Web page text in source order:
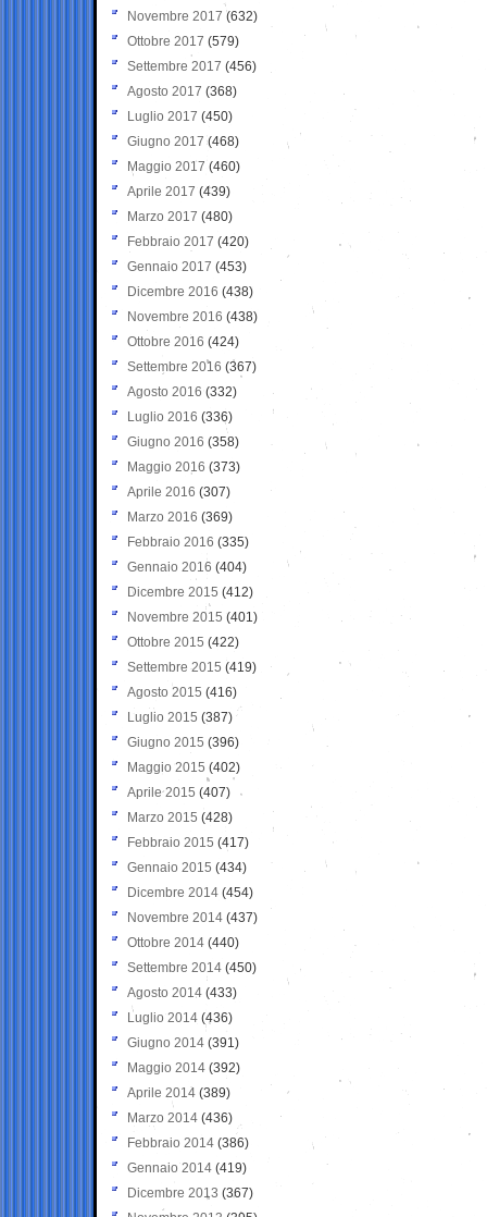
Novembre 2017 (632)
Ottobre 2017 (579)
Settembre 2017 (456)
Agosto 2017 (368)
Luglio 2017 (450)
Giugno 2017 (468)
Maggio 2017 (460)
Aprile 2017 (439)
Marzo 2017 (480)
Febbraio 2017 (420)
Gennaio 2017 (453)
Dicembre 2016 (438)
Novembre 2016 (438)
Ottobre 2016 (424)
Settembre 2016 (367)
Agosto 2016 (332)
Luglio 2016 (336)
Giugno 2016 (358)
Maggio 2016 (373)
Aprile 2016 (307)
Marzo 2016 (369)
Febbraio 2016 (335)
Gennaio 2016 (404)
Dicembre 2015 (412)
Novembre 2015 (401)
Ottobre 2015 (422)
Settembre 2015 (419)
Agosto 2015 (416)
Luglio 2015 (387)
Giugno 2015 (396)
Maggio 2015 (402)
Aprile 2015 (407)
Marzo 2015 (428)
Febbraio 2015 (417)
Gennaio 2015 (434)
Dicembre 2014 (454)
Novembre 2014 (437)
Ottobre 2014 (440)
Settembre 2014 (450)
Agosto 2014 (433)
Luglio 2014 (436)
Giugno 2014 (391)
Maggio 2014 (392)
Aprile 2014 (389)
Marzo 2014 (436)
Febbraio 2014 (386)
Gennaio 2014 (419)
Dicembre 2013 (367)